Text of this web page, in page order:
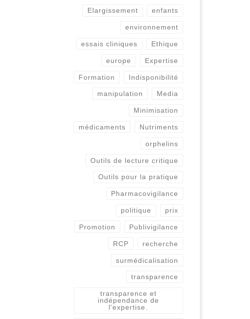
Achats et de la ligue
auprès de […]
Elargissement enfants
environnement
essais cliniques Ethique
europe Expertise
Formation Indisponibilité
manipulation Media
Minimisation
médicaments Nutriments
orphelins
Outils de lecture critique
Outils pour la pratique
Pharmacovigilance
politique prix
Promotion Publivigilance
RCP recherche
surmédicalisation
transparence
transparence et
indépendance de
l'expertise.